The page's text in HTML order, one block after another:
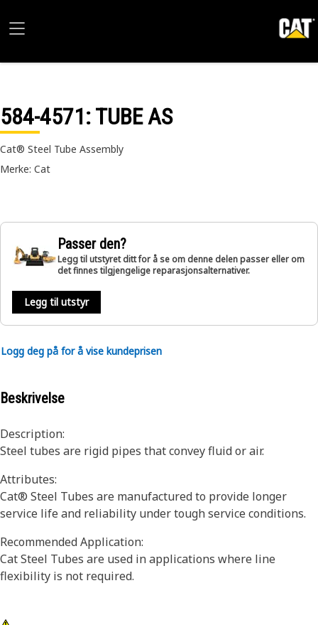
584-4571: TUBE AS
Cat® Steel Tube Assembly
Merke: Cat
Passer den?
Legg til utstyret ditt for å se om denne delen passer eller om
det finnes tilgjengelige reparasjonsalternativer.
Legg til utstyr
Logg deg på for å vise kundeprisen
Beskrivelse
Description:
Steel tubes are rigid pipes that convey fluid or air.
Attributes:
Cat® Steel Tubes are manufactured to provide longer
service life and reliability under tough service conditions.
Recommended Application:
Cat Steel Tubes are used in applications where line
flexibility is not required.